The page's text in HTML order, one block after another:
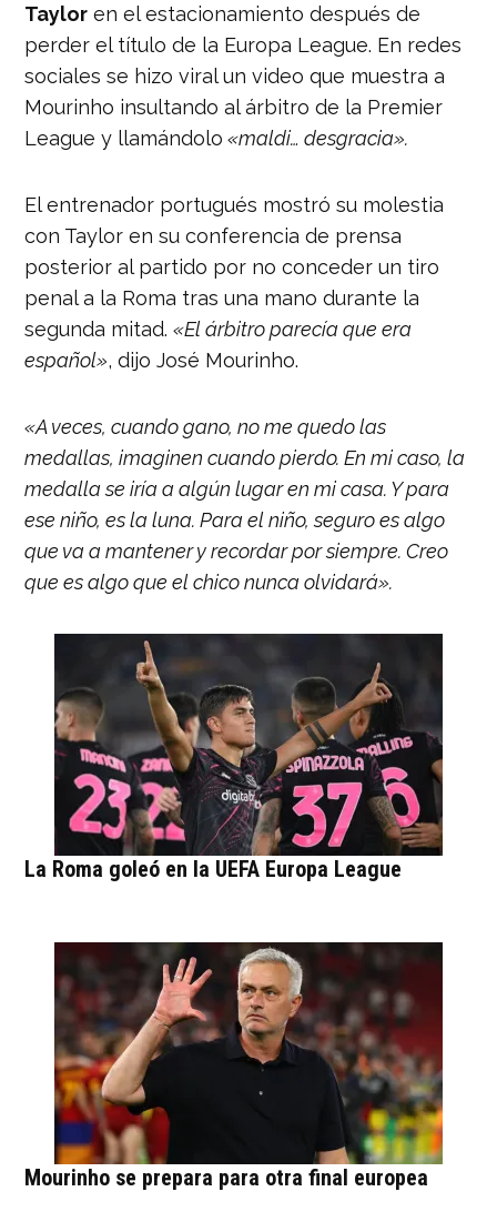
Taylor en el estacionamiento después de
perder el título de la Europa League. En redes
sociales se hizo viral un video que muestra a
Mourinho insultando al árbitro de la Premier
League y llamándolo «maldi… desgracia».
El entrenador portugués mostró su molestia
con Taylor en su conferencia de prensa
posterior al partido por no conceder un tiro
penal a la Roma tras una mano durante la
segunda mitad.«El árbitro parecía que era
español», dijo José Mourinho.
«A veces, cuando gano, no me quedo las
medallas, imaginen cuando pierdo. En mi caso, la
medalla se iría a algún lugar en mi casa. Y para
ese niño, es la luna. Para el niño, seguro es algo
que va a mantener y recordar por siempre. Creo
que es algo que el chico nunca olvidará».
La Roma goleó en la UEFA Europa League
Mourinho se prepara para otra final europea